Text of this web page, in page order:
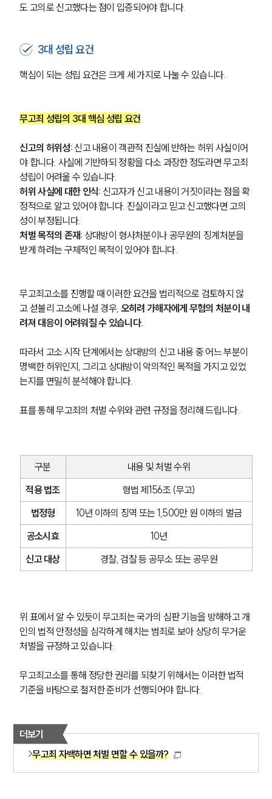
도 고의로 신고했다는 점이 입증되어야 합니다.
3대 성립 요건
핵심이 되는 성립 요건은 크게 세 가지로 나눌 수 있습니다.
무고죄 성립의 3대 핵심 성립 요건
신고의 허위성: 신고 내용이 객관적 진실에 반하는 허위 사실이어
야 합니다. 사실에 기반하되 정황을 다소 과장한 정도라면 무고죄
성립이 어려울 수 있습니다.
허위 사실에 대한 인식: 신고자가 신고 내용이 거짓이라는 점을 확
정적으로 알고 있어야 합니다. 진실이라고 믿고 신고했다면 고의
성이 부정됩니다.
처벌 목적의 존재: 상대방이 형사처분이나 공무원의 징계처분을
받게 하려는 구체적인 목적이 있어야 합니다.
무고죄고소를 진행할 때 이러한 요건을 법리적으로 검토하지 않
고 섣불리 고소에 나설 경우, 오히려 가해자에게 무혐의 처분이 내
려져 대응이 어려워질 수 있습니다.
따라서 고소 시작 단계에서는 상대방의 신고 내용 중 어느 부분이
명백한 허위인지, 그리고 상대방이 악의적인 목적을 가지고 있었
는지를 면밀히 분석해야 합니다.
표를 통해 무고죄의 처벌 수위와 관련 규정을 정리해 드립니다.
구분
내용 및 처벌 수위
적용 법조
형법 제156조 (무고)
법정형
10년 이하의 징역 또는 1,500만 원 이하의 벌금
공소시효
10년
신고 대상
경찰, 검찰 등 공무소 또는 공무원
위 표에서 알 수 있듯이 무고죄는 국가의 심판 기능을 방해하고 개
인의 법적 안정성을 심각하게 해치는 범죄로 보아 상당히 무거운
처벌을 규정하고 있습니다.
무고죄고소를 통해 정당한 권리를 되찾기 위해서는 이러한 법적
기준을 바탕으로 철저한 준비가 선행되어야 합니다.
더보기
무고죄 자백하면 처벌 면할 수 있을까?